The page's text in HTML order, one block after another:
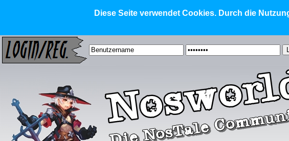
Diese Seite verwendet Cookies. Durch die